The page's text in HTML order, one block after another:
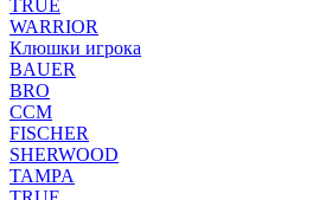
TRUE
WARRIOR
Клюшки игрока
BAUER
BRO
CCM
FISCHER
SHERWOOD
TAMPA